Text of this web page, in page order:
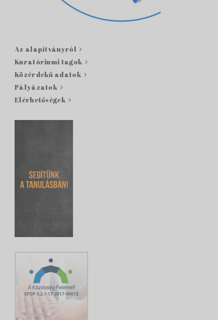
Az alapítványról
Kuratóriumi tagok
Közérdekű adatok
Pályázatok
Elérhetőségek